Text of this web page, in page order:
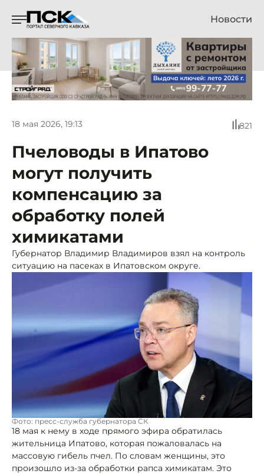
Новости
18 мая 2026, 19:13 821
Пчеловоды в Ипатово
могут получить
компенсацию за
обработку полей
химикатами
Губернатор Владимир Владимиров взял на контроль
ситуацию на пасеках в Ипатовском округе.
Фото: пресс-служба губернатора СК
18 мая к нему в ходе прямого эфира обратилась
жительница Ипатово, которая пожаловалась на
массовую гибель пчел. По словам женщины, это
произошло из-за обработки рапса химикатам. Это